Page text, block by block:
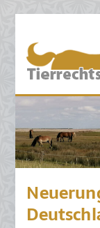
Inhalt
springen